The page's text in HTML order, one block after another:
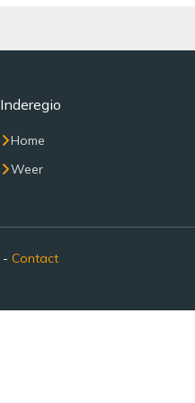
Inderegio
Home
Weer
- Contact